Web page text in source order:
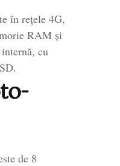
în rețele 4G,
RAM și
cu
de 8